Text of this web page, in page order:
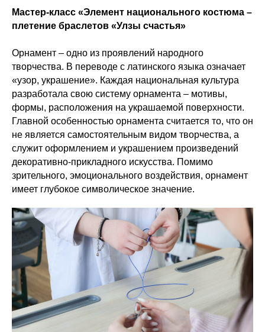
Мастер-класс «Элемент национального костюма –
плетение браслетов «Улзы счастья»
Орнамент – одно из проявлений народного
творчества. В переводе с латинского языка означает
«узор, украшение». Каждая национальная культура
разработала свою систему орнамента – мотивы,
формы, расположения на украшаемой поверхности.
Главной особенностью орнамента считается то, что он
не является самостоятельным видом творчества, а
служит оформлением и украшением произведений
декоративно-прикладного искусства. Помимо
зрительного, эмоционального воздействия, орнамент
имеет глубокое символическое значение.